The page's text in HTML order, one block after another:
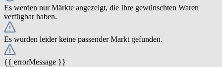
Es werden nur Märkte angezeigt, die Ihre gewünschten Waren
verfügbar haben.
Es wurden leider keine passender Markt gefunden.
{{ errorMessage }}